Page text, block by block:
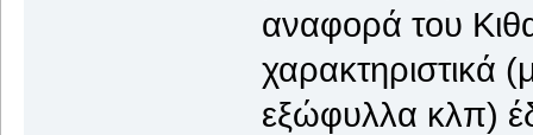
αναφορά του
χαρακτηριστικά
εξώφυλλα κλπ)